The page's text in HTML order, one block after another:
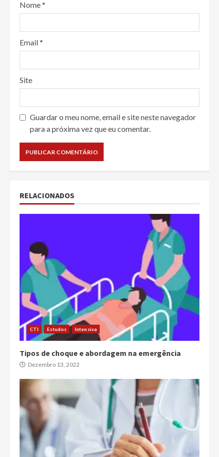
Nome*
Email*
Site
Guardar o meu nome, email e site neste navegador
para a próxima vez que eu comentar.
RELACIONADOS
CTI Estudos Intensiva
Tipos de choque e abordagem na emergência
Dezembro 13, 2022